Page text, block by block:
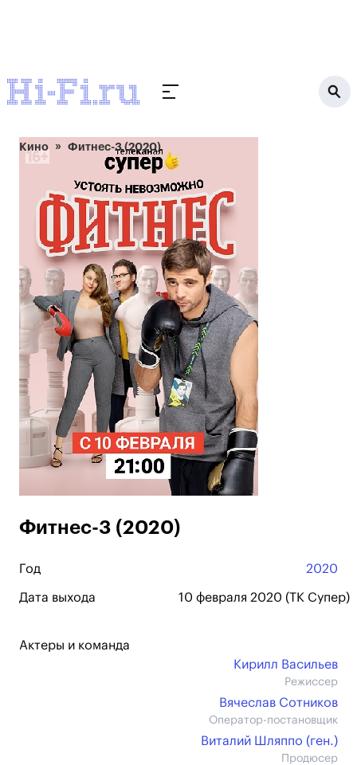
Кино Фитнес-3 (2020)
Фитнес-3 (2020)
Год 2020
Дата выхода 10 февраля 2020 (ТК Супер)
Актеры и команда
Кирилл Васильев
Режиссер
Вячеслав Сотников
Оператор-постановщик
Виталий Шляппо (ген.)
Продюсер